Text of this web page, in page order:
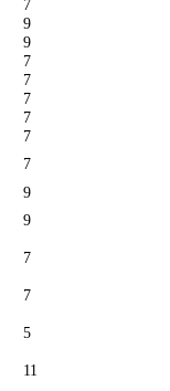
7
9
9
7
7
7
7
7
7
9
9
7
7
5
11